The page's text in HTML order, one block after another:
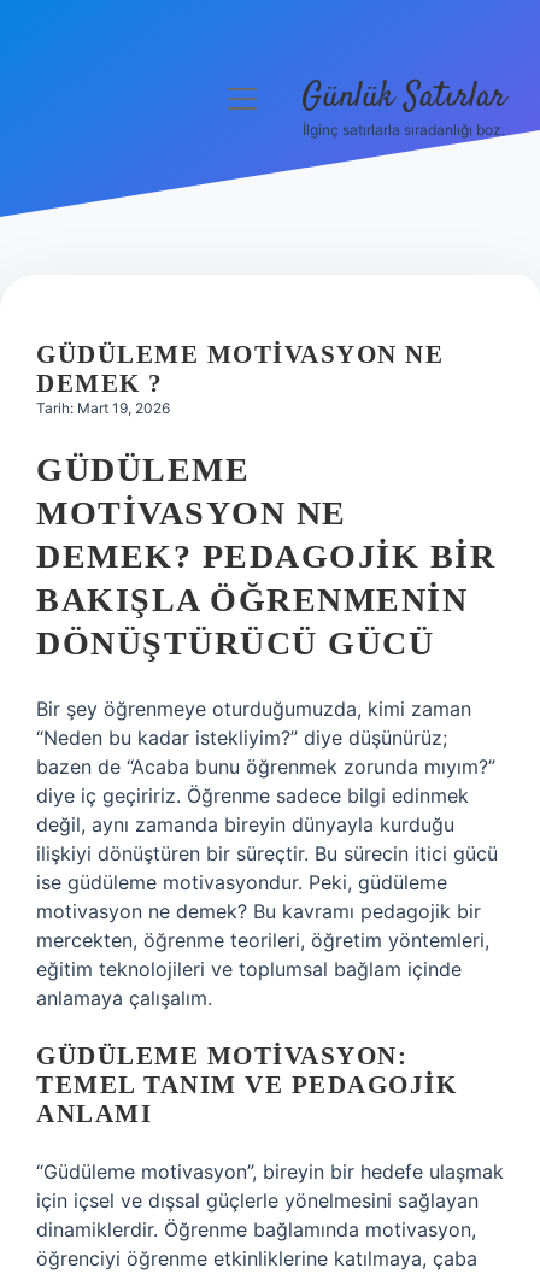
Hakkımızda
menüyü Günlük Satırlar
İlginç satırlarla sıradanlığı boz.
GÜDÜLEME MOTIVASYON NE
DEMEK ?
Tarih: Mart 19, 2026
GÜDÜLEME
MOTIVASYON NE
DEMEK? PEDAGOJIK BIR
BAKIŞLA ÖĞRENMENIN
DÖNÜŞTÜRÜCÜ GÜCÜ
Bir şey öğrenmeye oturduğumuzda, kimi zaman
“Neden bu kadar istekliyim?” diye düşünürüz;
bazen de “Acaba bunu öğrenmek zorunda mıyım?”
diye iç geçiririz. Öğrenme sadece bilgi edinmek
değil, aynı zamanda bireyin dünyayla kurduğu
ilişkiyi dönüştüren bir süreçtir. Bu sürecin itici gücü
ise güdüleme motivasyondur. Peki, güdüleme
motivasyon ne demek? Bu kavramı pedagojik bir
mercekten, öğrenme teorileri, öğretim yöntemleri,
eğitim teknolojileri ve toplumsal bağlam içinde
anlamaya çalışalım.
GÜDÜLEME MOTIVASYON:
TEMEL TANIM VE PEDAGOJIK
ANLAMI
“Güdüleme motivasyon”, bireyin bir hedefe ulaşmak
için içsel ve dışsal güçlerle yönelmesini sağlayan
dinamiklerdir. Öğrenme bağlamında motivasyon,
öğrenciyi öğrenme etkinliklerine katılmaya, çaba